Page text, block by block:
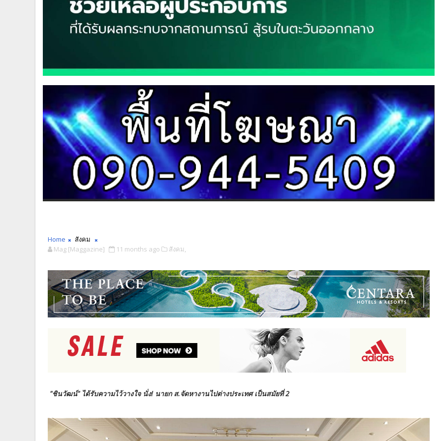
Home
สังคม
Mag [Maggazine]
11 months ago สังคม,
"ชินวัฒน์​" ได้รับความไว้วางใจ​ นั่ง! นายก​ ส.จัดหางานไปต่างประเทศ​ เป็นสมัยที่ 2